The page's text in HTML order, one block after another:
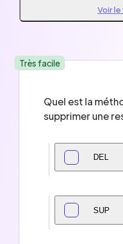
Voir le
Très facile
Quel est la
supprimer une
DEL
SUP